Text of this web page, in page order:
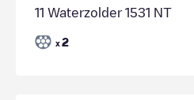
11 Waterzolder 1531 NT
x 2